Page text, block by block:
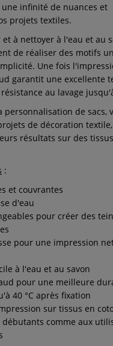
infinité de nuances et
projets textiles.
à nettoyer à l'eau et au
de réaliser des motifs
Une fois
garantit une excellente
au lavage
personnalisation de sacs,
de décoration
résultats sur des
:
et couvrantes
d'eau
pour créer des
pour une impression
à l'eau et au savon
pour une meilleure
40 °C après fixation
sur tissus en
débutants comme aux